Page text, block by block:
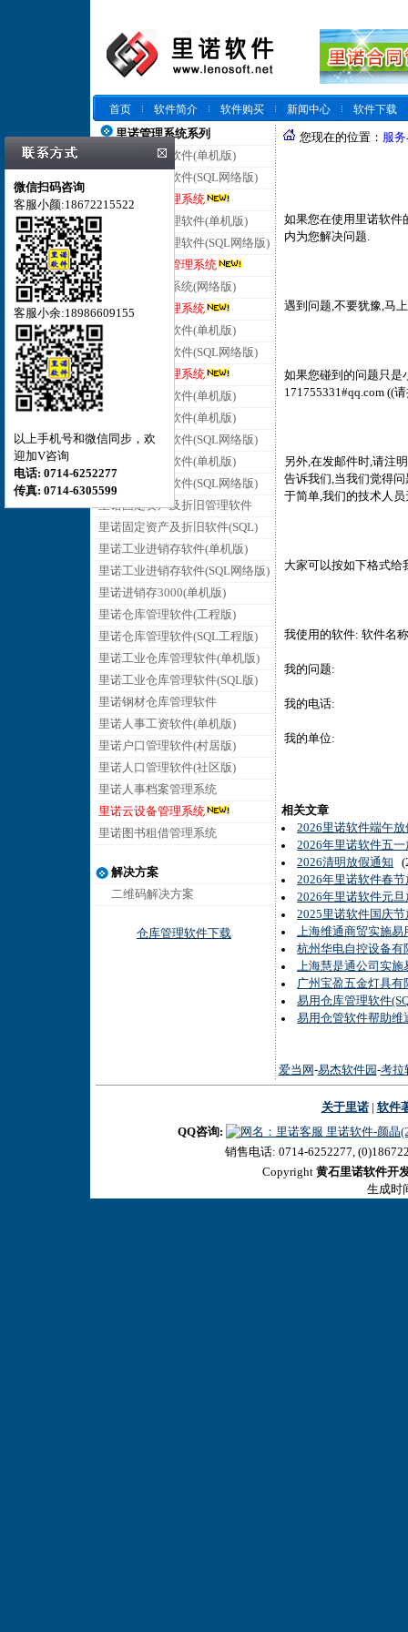
首页 软件简介 软件购买 新闻中心
软件下载
里诺管理系统系列
里诺仓库管理软件(单机版)
里诺仓库管理软件(SQL网络版)
里诺云仓库管理系统
里诺进销存管理软件(单机版)
里诺进销存管理软件(SQL网络版)
里诺云进销存管理系统
里诺客户管理系统(网络版)
里诺云客户管理系统
里诺合同管理软件(单机版)
里诺合同管理软件(SQL网络版)
里诺云合同管理系统
里诺会员管理软件(单机版)
里诺销售管理软件(单机版)
里诺销售管理软件(SQL网络版)
里诺采购管理软件(单机版)
里诺采购管理软件(SQL网络版)
里诺固定资产及折旧管理软件
里诺固定资产及折旧软件(SQL)
里诺工业进销存软件(单机版)
里诺工业进销存软件(SQL网络版)
里诺进销存3000(单机版)
里诺仓库管理软件(工程版)
里诺仓库管理软件(SQL工程版)
里诺工业仓库管理软件(单机版)
里诺工业仓库管理软件(SQL版)
里诺钢材仓库管理软件
里诺人事工资软件(单机版)
里诺户口管理软件(村居版)
里诺人口管理软件(社区版)
里诺人事档案管理系统
里诺云设备管理系统
里诺图书租借管理系统
解决方案
二维码解决方案
仓库管理软件下载
您现在的位置： 服
如果您在使用里诺软件
内为您解决问题.
遇到问题,不要犹豫,马
如果您碰到的问题只是
171755331#qq.com ((
另外,在发邮件时,请注
告诉我们,当我们觉得
于简单,我们的技术人
大家可以按如下格式给
我使用的软件: 软件名
我的问题:
我的电话:
我的单位:
相关文章
2026里诺软件端午
2026年里诺软件五
2026清明放假通知
2026年里诺软件春
2026年里诺软件元
2025里诺软件国庆
上海维通商贸实施易
杭州华电自控设备有
上海慧是通公司实施
广州宝盈五金灯具
易用仓库管理软件
易用仓管软件帮助维
爱当网 -易杰软件园 -考拉
关于里诺| 软件
QQ咨询:
里诺软件-颜晶
微信扫码咨询
客服小颜:18672215522
客服小余:18986609155
以上手机号和微信同步，欢
迎加V咨询
电话: 0714-6252277
传真: 0714-6305599
销售电话: 0714-6252277,
Copyright 黄石里诺软件开
生成时